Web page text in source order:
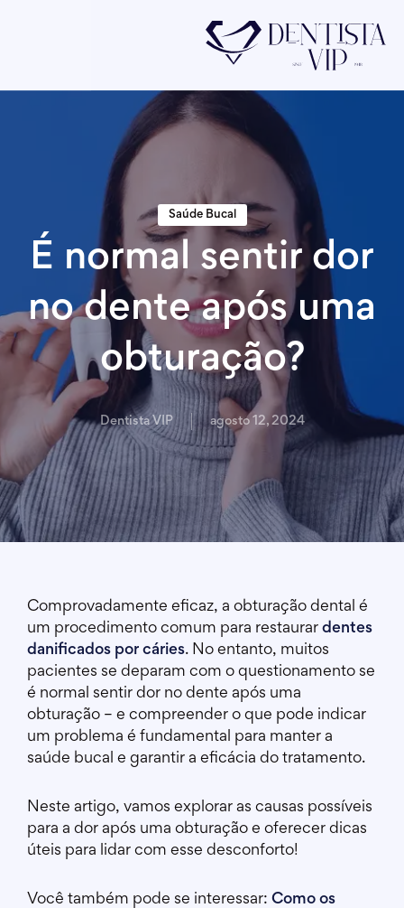
Saúde Bucal
É normal sentir dor
no dente após uma
obturação?
Dentista VIP agosto 12, 2024
Comprovadamente eficaz, a obturação dental é
um procedimento comum para restaurar dentes
danificados por cáries. No entanto, muitos
pacientes se deparam com o questionamento se
é normal sentir dor no dente após uma
obturação – e compreender o que pode indicar
um problema é fundamental para manter a
saúde bucal e garantir a eficácia do tratamento.
Neste artigo, vamos explorar as causas possíveis
para a dor após uma obturação e oferecer dicas
úteis para lidar com esse desconforto!
Você também pode se interessar: Como os